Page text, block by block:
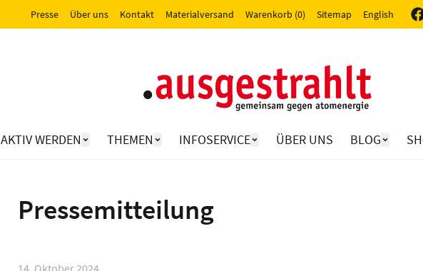
Presse Über uns Kontakt Materialversand Warenkorb (0) Sitemap English
AKTIV WERDEN THEMEN INFOSERVICE ÜBER UNS BLOG
Pressemitteilung
14. Oktober 2024